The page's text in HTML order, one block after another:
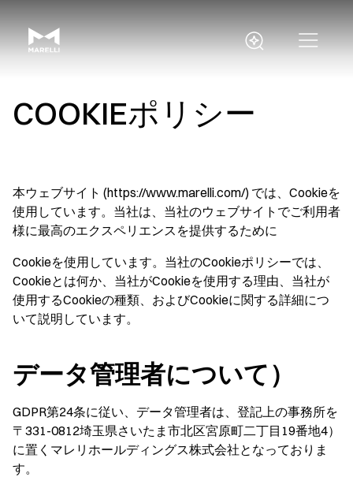
COOKIEポリシー
本ウェブサイト (https://www.marelli.com/) では、Cookieを
使用しています。当社は、当社のウェブサイトでご利用者
様に最高のエクスペリエンスを提供するために
Cookieを使用しています。当社のCookieポリシーでは、
Cookieとは何か、当社がCookieを使用する理由、当社が
使用するCookieの種類、およびCookieに関する詳細につ
いて説明しています。
データ管理者について）
GDPR第24条に従い、データ管理者は、登記上の事務所を
〒331-0812埼玉県さいたま市北区宮原町二丁目19番地4）
に置くマレリホールディングス株式会社となっておりま
す。